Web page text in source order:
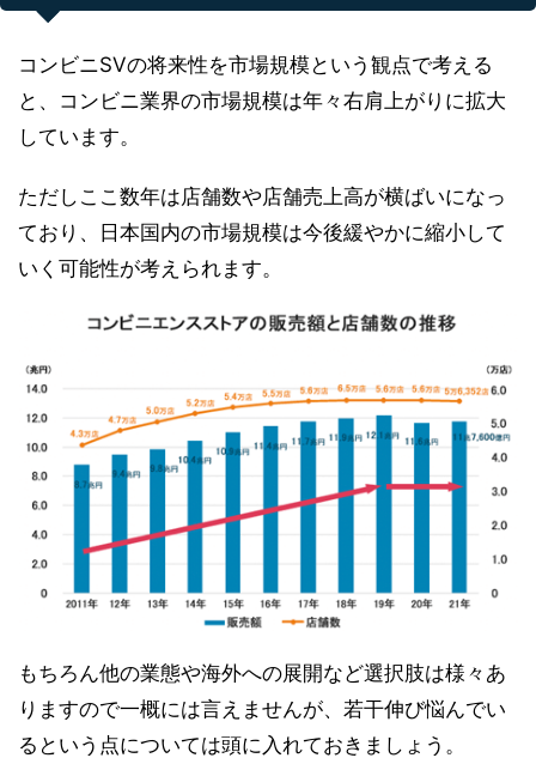
コンビニSVの将来性を市場規模という観点で考える
と、コンビニ業界の市場規模は年々右肩上がりに拡大
しています。
ただしここ数年は店舗数や店舗売上高が横ばいになっ
ており、日本国内の市場規模は今後緩やかに縮小して
いく可能性が考えられます。
もちろん他の業態や海外への展開など選択肢は様々あ
りますので一概には言えませんが、若干伸び悩んでい
るという点については頭に入れておきましょう。